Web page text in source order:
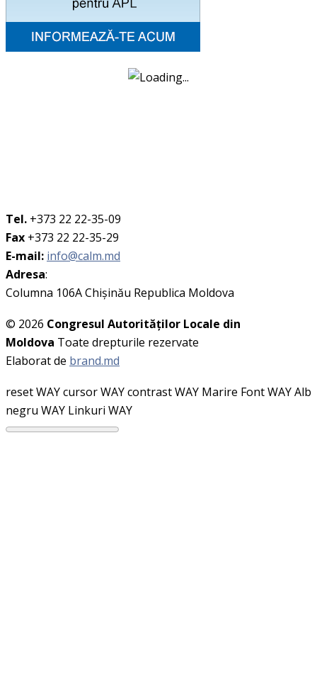
Tel. +373 22 22-35-09
Fax +373 22 22-35-29
E-mail: info@calm.md
Adresa:
Columna 106A Chişinău Republica Moldova
© 2026 Congresul Autorităţilor Locale din
Moldova Toate drepturile rezervate
Elaborat de brand.md
reset WAYcursor WAYcontrast WAY Marire Font WAYAlb
negru WAY Linkuri WAY